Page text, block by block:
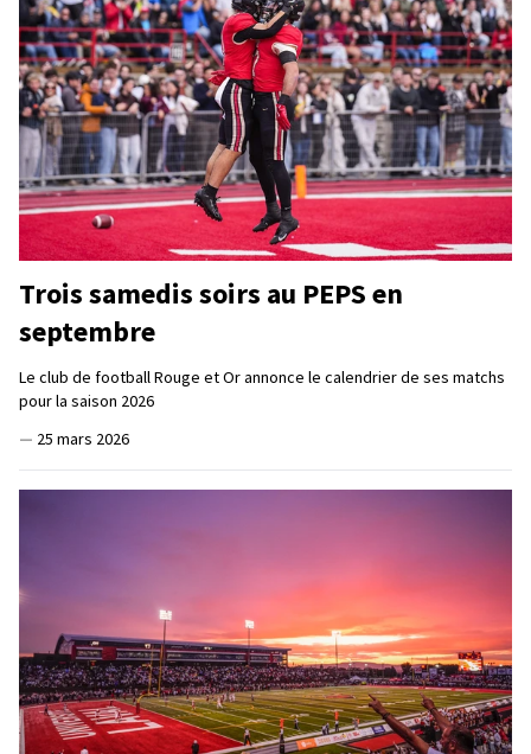
Trois samedis soirs au PEPS en
septembre
Le club de football Rouge et Or annonce le calendrier de ses matchs
pour la saison 2026
— 25 mars 2026